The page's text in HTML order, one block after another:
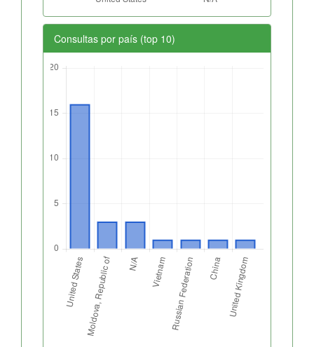
Consultas por país (top 10)